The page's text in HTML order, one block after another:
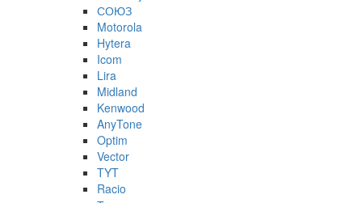
СОЮЗ
Motorola
Hytera
Icom
Lira
Midland
Kenwood
AnyTone
Optim
Vector
TYT
Racio